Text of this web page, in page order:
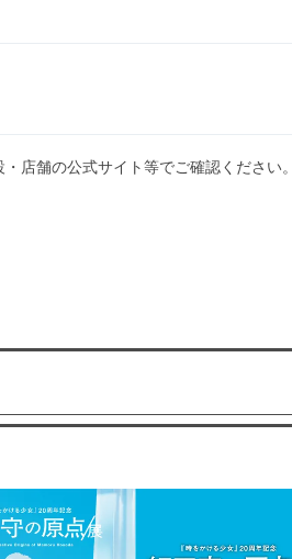
店舗の公式サイト等でご確認ください。